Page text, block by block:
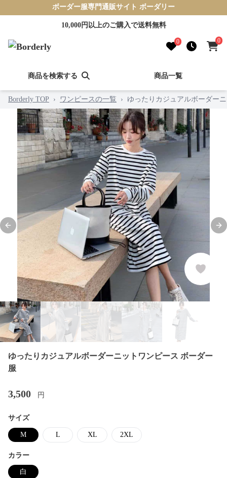
ボーダー服専門通販サイト ボーダリー
10,000円以上のご購入で送料無料
0 0
商品を検索する 商品一覧
Borderly TOP › ワンピースの一覧 › ゆったりカジュアルボーダー
Previous slide
ゆったりカジュアルボーダーニットワンピース ボーダー
服
3,500 円
サイズ
M L XL 2XL
カラー
白